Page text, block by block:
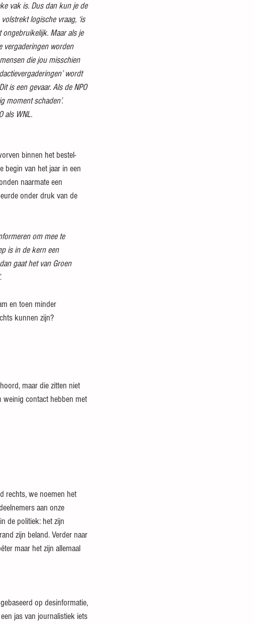
vak is. Dus dan kun je de
logische vraag, ‘is
ongebruikelijk. Maar als je
vergaderingen worden
die jou misschien
wordt
is een gevaar. Als de NPO
moment schaden’.
als WNL.
binnen het bestel-
begin van het jaar in een
naarmate een
onder druk van de
om mee te
is in de kern een
gaat het van Groen
.
en toen minder
kunnen zijn?
maar die zitten niet
weinig contact hebben met
rechts, we noemen het
aan onze
de politiek: het zijn
zijn beland. Verder naar
maar het zijn allemaal
op desinformatie,
jas van journalistiek iets